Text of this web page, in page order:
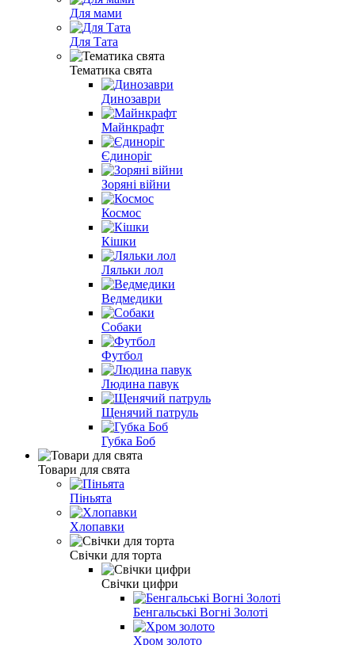
Для мами
Для Тата
Тематика свята
Динозаври
Майнкрафт
Єдиноріг
Зоряні війни
Космос
Кішки
Ляльки лол
Ведмедики
Собаки
Футбол
Людина павук
Щенячий патруль
Губка Боб
Товари для свята
Піньята
Хлопавки
Свічки для торта
Свічки цифри
Бенгальські Вогні Золоті
Хром золото